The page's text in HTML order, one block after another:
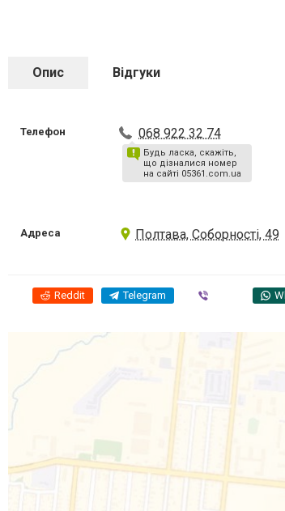
Опис Відгуки
Телефон 068 922 32 74
Будь ласка, скажіть,
що дізналися номер
на сайті 05361.com.ua
Адреса Полтава, Соборності, 49
Reddit Telegram